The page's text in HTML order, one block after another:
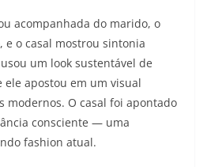
acompanhada do marido, o
e o casal mostrou sintonia
um look sustentável de
ele apostou em um visual
modernos. O casal foi apontado
consciente — uma
fashion atual.